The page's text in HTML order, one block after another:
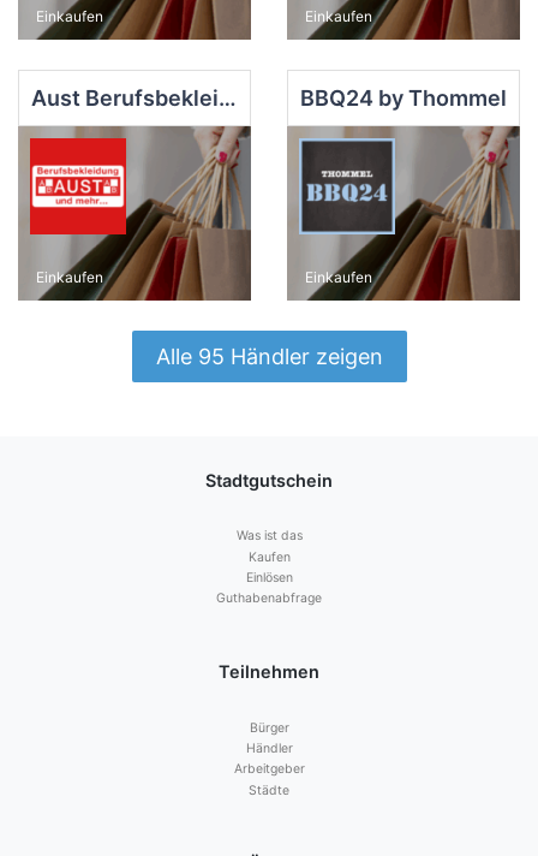
Einkaufen Einkaufen
Aust Berufsbekleidung
Einkaufen
BBQ24 by Thommel
Einkaufen
Alle 95 Händler zeigen
Stadtgutschein
Was ist das
Kaufen
Einlösen
Guthabenabfrage
Teilnehmen
Bürger
Händler
Arbeitgeber
Städte